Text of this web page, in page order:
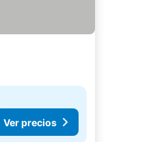
Ver precios